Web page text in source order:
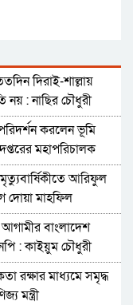
দিরাই-শাল্লায়
নয় : নাছির চৌধুরী
করলেন ভূমি
মহাপরিচালক
আরিফুল
দোয়া মাহফিল
বাংলাদেশ
: কাইয়ুম চৌধুরী
রক্ষার মাধ্যমে সমৃদ্ধ
মন্ত্রী